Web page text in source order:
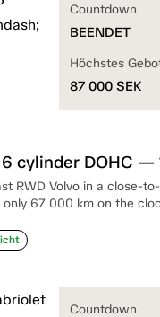
cylinder DOHC —
RWD Volvo in a close-
67 000 km on the
Countdown
BEENDET
Höchstes
87 000 SEK
Countdown